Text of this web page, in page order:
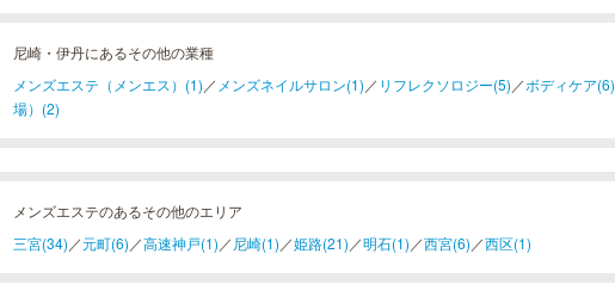
尼崎・伊丹にあるその他の業種
メンズエステ（メンエス）(1) ／ メンズネイルサロン(1) ／ リフレクソロジー(5) ／ボディケア(6)
場）(2)
メンズエステのあるその他のエリア
三宮(34) ／元町(6) ／高速神戸(1) ／ 尼崎(1) ／姫路(21) ／明石(1) ／西宮(6) ／西区(1)